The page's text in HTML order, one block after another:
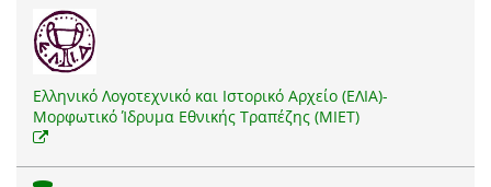
Ελληνικό Λογοτεχνικό και Ιστορικό Αρχείο (ΕΛΙΑ)-
Μορφωτικό Ίδρυμα Εθνικής Τραπέζης (ΜΙΕΤ)